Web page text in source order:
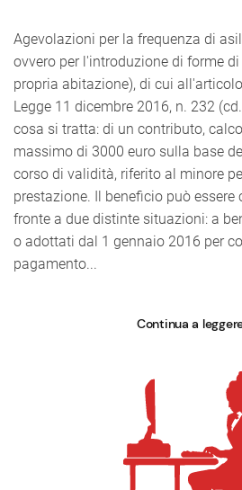
Agevolazioni per la frequenza di
ovvero per l'introduzione di forme
propria abitazione), di cui
Legge 11 dicembre 2016, n. 232
cosa si tratta: di un contributo,
massimo di 3000 euro sulla base
corso di validità, riferito al minore
prestazione. Il beneficio può essere
fronte a due distinte situazioni: a
o adottati dal 1 gennaio 2016 per
pagamento...
Continua a